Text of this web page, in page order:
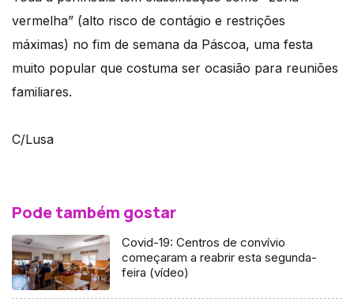
vermelha” (alto risco de contágio e restrições
máximas) no fim de semana da Páscoa, uma festa
muito popular que costuma ser ocasião para reuniões
familiares.
C/Lusa
Pode também gostar
Covid-19: Centros de convívio
começaram a reabrir esta segunda-
feira (vídeo)